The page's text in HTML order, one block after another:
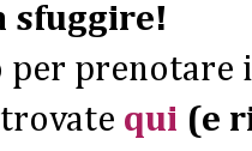
sfuggire!
per prenotare
qui (e